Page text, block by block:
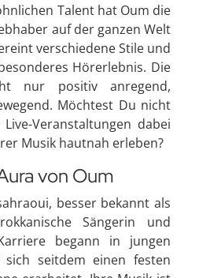
Talent hat Oum die
auf der ganzen Welt
verschiedene Stile und
Hörerlebnis. Die
nur positiv anregend,
Möchtest Du nicht
Veranstaltungen dabei
Musik hautnah erleben?
von Oum
besser bekannt als
Sängerin und
begann in jungen
seitdem einen festen